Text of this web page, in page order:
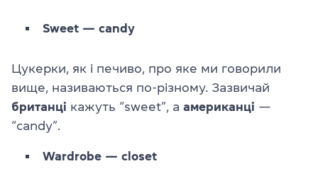
Sweet — candy
Цукерки, як і печиво, про яке ми говорили
вище, називаються по-різному. Зазвичай
британці кажуть “sweet”, а американці —
“candy”.
Wardrobe — closet